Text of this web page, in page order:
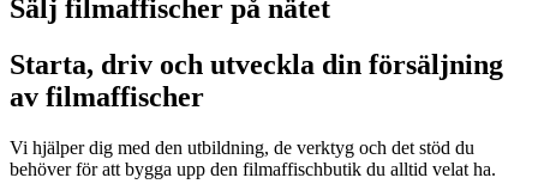
Sälj filmaffischer på nätet
Starta, driv och utveckla din försäljning
av filmaffischer
Vi hjälper dig med den utbildning, de verktyg och det stöd du
behöver för att bygga upp den filmaffischbutik du alltid velat ha.